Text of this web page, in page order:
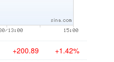
+200.89 +1.42%